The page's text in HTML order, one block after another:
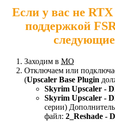
Если у вас не
поддержкой
Заходим в МО
Отключаем или
(Upscaler Base Plugin
Skyrim Upscaler -
Skyrim Upscaler -
серии)
файл: 2_Reshade -